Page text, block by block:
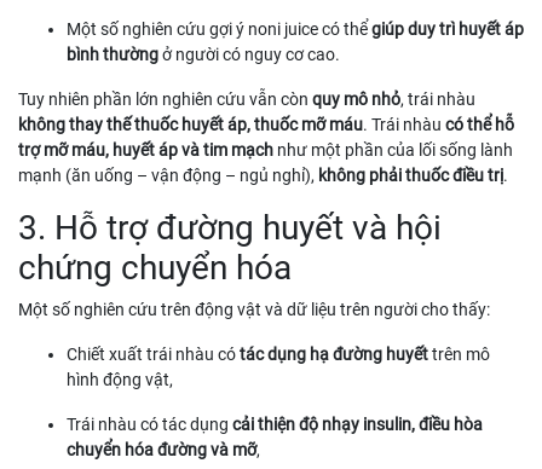
Một số nghiên cứu gợi ý noni juice có thểgiúp duy trì huyết áp
bình thườngở người có nguy cơ cao.
Tuy nhiên phần lớn nghiên cứu vẫn còn quy mô nhỏ, trái nhàu
không thay thế thuốc huyết áp, thuốc mỡ máu. Trái nhàu có thể hỗ
trợ mỡ máu, huyết áp và tim mạch như một phần của lối sống lành
mạnh (ăn uống – vận động – ngủ nghỉ), không phải thuốc điều trị.
3. Hỗ trợ đường huyết và hội
chứng chuyển hóa
Một số nghiên cứu trên động vật và dữ liệu trên người cho thấy:
Chiết xuất trái nhàu cótác dụng hạ đường huyếttrên mô
hình động vật,
Trái nhàu có tác dụng cải thiện độ nhạy insulin, điều hòa
chuyển hóa đường và mỡ,